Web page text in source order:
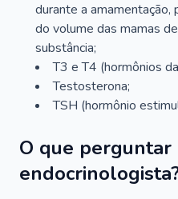
durante a amamentação,
do volume das mamas
substância;
T3 e T4 (hormônios
Testosterona;
TSH (hormônio
O que perguntar